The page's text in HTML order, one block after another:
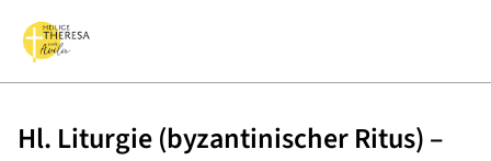
Hl. Liturgie (byzantinischer Ritus) –